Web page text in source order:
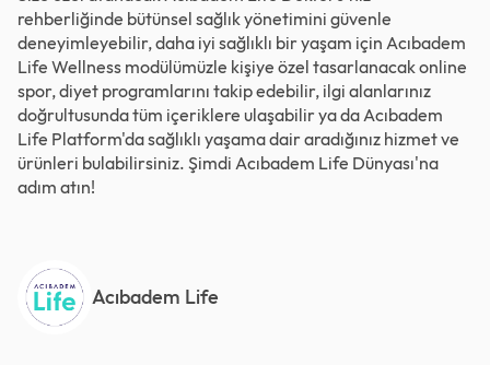
rehberliğinde bütünsel sağlık yönetimini güvenle
deneyimleyebilir, daha iyi sağlıklı bir yaşam için Acıbadem
Life Wellness modülümüzle kişiye özel tasarlanacak online
spor, diyet programlarını takip edebilir, ilgi alanlarınız
doğrultusunda tüm içeriklere ulaşabilir ya da Acıbadem
Life Platform'da sağlıklı yaşama dair aradığınız hizmet ve
ürünleri bulabilirsiniz. Şimdi Acıbadem Life Dünyası'na
adım atın!
Acıbadem Life